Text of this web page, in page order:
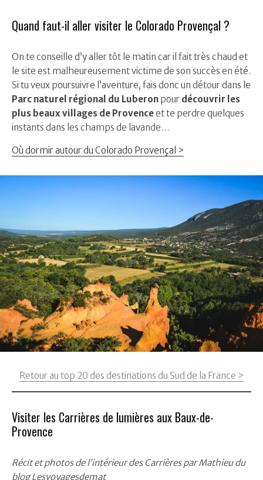
Quand faut-il aller visiter le Colorado Provençal ?
On te conseille d’y aller tôt le matin car il fait très chaud et
le site est malheureusement victime de son succès en été.
Si tu veux poursuivre l’aventure, fais donc un détour dans le
Parc naturel régional du Luberon pour découvrir les
plus beaux villages de Provenceet te perdre quelques
instants dans les champs de lavande…
Où dormir autour du Colorado Provençal >
Retour au top 20 des destinations du Sud de la France >
Visiter les Carrières de lumières aux Baux-de-
Provence
Récit et photos de l’intérieur des Carrières par Mathieu du
blog Lesvoyagesdemat